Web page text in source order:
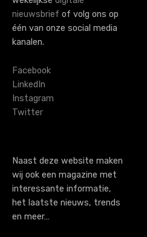
nieuwsbrief of volg ons op
één van onze social media
kanalen.
Facebook
LinkedIn
Instagram
Twitter
Naast deze website maken
wij ook een magazine met
interessante informatie,
het laatste nieuws, trends
en meer…